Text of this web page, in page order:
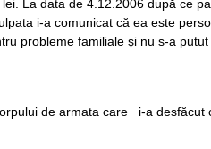
La data de 4.12.2006 după ce
i-a comunicat că ea este
probleme familiale și nu s-a
de armata care i-a desfăcut